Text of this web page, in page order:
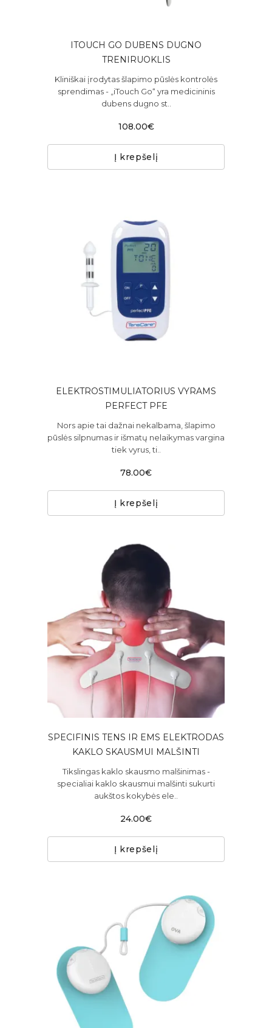
ITOUCH GO DUBENS DUGNO
TRENIRUOKLIS
Kliniškai įrodytas šlapimo pūslės kontrolės
sprendimas - „iTouch Go“ yra medicininis
dubens dugno st..
108.00€
Į krepšelį
ELEKTROSTIMULIATORIUS VYRAMS
PERFECT PFE
Nors apie tai dažnai nekalbama, šlapimo
pūslės silpnumas ir išmatų nelaikymas vargina
tiek vyrus, ti..
78.00€
Į krepšelį
SPECIFINIS TENS IR EMS ELEKTRODAS
KAKLO SKAUSMUI MALŠINTI
Tikslingas kaklo skausmo malšinimas -
specialiai kaklo skausmui malšinti sukurti
aukštos kokybės ele..
24.00€
Į krepšelį